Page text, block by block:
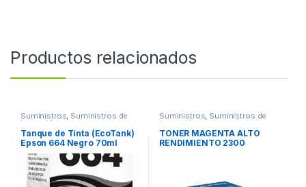
Productos relacionados
Suministros, Suministros de
Impresión
Tanque de Tinta (EcoTank)
Epson 664 Negro 70ml
L575 L495 L1300
Suministros, Suministros de
Impresión
TONER MAGENTA ALTO
RENDIMIENTO 2300